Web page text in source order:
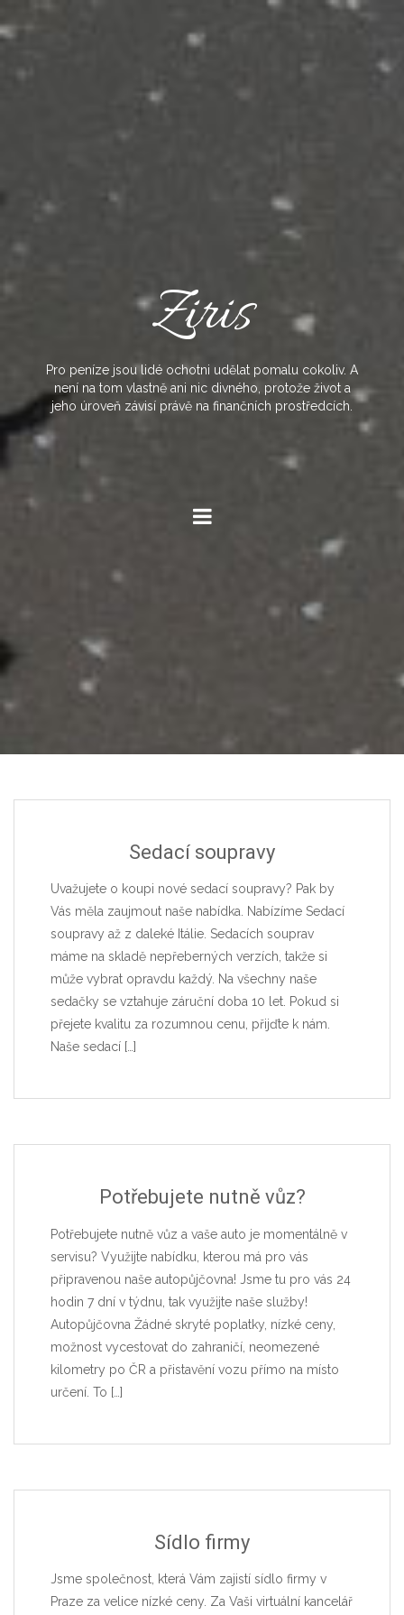
to
Ziris
Pro peníze jsou lidé ochotni udělat pomalu cokoliv. A
není na tom vlastně ani nic divného, protože život a
jeho úroveň závisí právě na finančních prostředcích.
Sedací soupravy
Uvažujete o koupi nové sedací soupravy? Pak by
Vás měla zaujmout naše nabídka. Nabízíme Sedací
soupravy až z daleké Itálie. Sedacích souprav
máme na skladě nepřeberných verzích, takže si
může vybrat opravdu každý. Na všechny naše
sedačky se vztahuje záruční doba 10 let. Pokud si
přejete kvalitu za rozumnou cenu, přijďte k nám.
Naše sedací […]
Potřebujete nutně vůz?
Potřebujete nutně vůz a vaše auto je momentálně v
servisu? Využijte nabídku, kterou má pro vás
připravenou naše autopůjčovna! Jsme tu pro vás 24
hodin 7 dní v týdnu, tak využijte naše služby!
Autopůjčovna Žádné skryté poplatky, nízké ceny,
možnost vycestovat do zahraničí, neomezené
kilometry po ČR a přistavění vozu přímo na místo
určení. To […]
Sídlo firmy
Jsme společnost, která Vám zajistí sídlo firmy v
Praze za velice nízké ceny. Za Vaši virtuální kancelář